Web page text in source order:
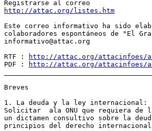
http://attac.org/listes.htm
Este correo informativo ha sido
colaboradores espontáneos de "El
informativo@attac.org
RTF :
http://attac.org/attacinfoes/
PDF :
http://attac.org/attacinfoes/